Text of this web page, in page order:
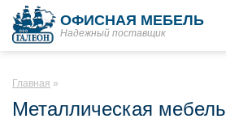
ОФИСНАЯ МЕБЕЛЬ
Надежный поставщик
Главная
Металлическая мебель